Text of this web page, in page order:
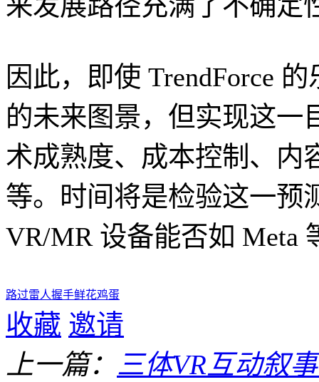
因此，即使 TrendForce
的未来图景，但实现这一
术成熟度、成本控制、内
等。时间将是检验这一预
VR/MR 设备能否如 Meta
路过雷人握手鲜花鸡蛋
收藏 邀请
上一篇： 三体VR互动叙